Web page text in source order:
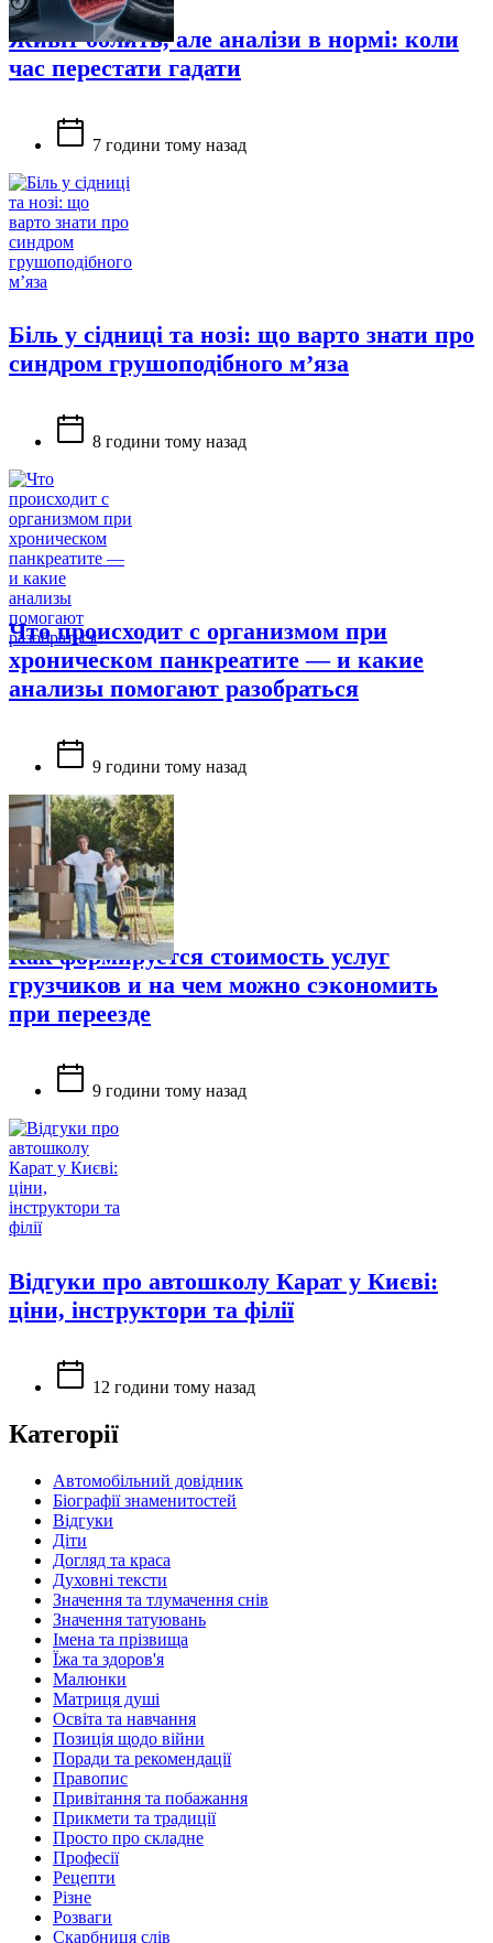
Живіт болить, але аналізи в нормі: коли
час перестати гадати
7 години тому назад
Біль у сідниці та нозі: що варто знати про
синдром грушоподібного м’яза
8 години тому назад
Что происходит с организмом при
хроническом панкреатите — и какие
анализы помогают разобраться
9 години тому назад
Как формируется стоимость услуг
грузчиков и на чем можно сэкономить
при переезде
9 години тому назад
Відгуки про автошколу Карат у Києві:
ціни, інструктори та філії
12 години тому назад
Категорії
Автомобільний довідник
Біографії знаменитостей
Відгуки
Діти
Догляд та краса
Духовні тексти
Значення та тлумачення снів
Значення татуювань
Імена та прізвища
Їжа та здоров'я
Малюнки
Матриця душі
Освіта та навчання
Позиція щодо війни
Поради та рекомендації
Правопис
Привітання та побажання
Прикмети та традиції
Просто про складне
Професії
Рецепти
Різне
Розваги
Скарбниця слів